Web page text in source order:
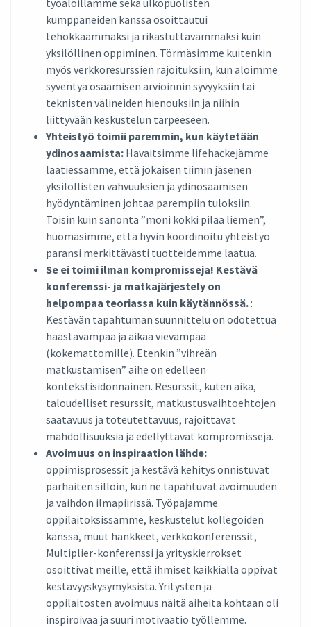
kumppaneiden kanssa osoittautui
tehokkaammaksi ja rikastuttavammaksi kuin
yksilöllinen oppiminen. Törmäsimme kuitenkin
myös verkkoresurssien rajoituksiin, kun aloimme
syventyä osaamisen arvioinnin syvyyksiin tai
teknisten välineiden hienouksiin ja niihin
liittyvään keskustelun tarpeeseen.
Yhteistyö toimii paremmin, kun käytetään
ydinosaamista: Havaitsimme lifehackejämme
laatiessamme, että jokaisen tiimin jäsenen
yksilöllisten vahvuuksien ja ydinosaamisen
hyödyntäminen johtaa parempiin tuloksiin.
Toisin kuin sanonta ”moni kokki pilaa liemen”,
huomasimme, että hyvin koordinoitu yhteistyö
paransi merkittävästi tuotteidemme laatua.
Se ei toimi ilman kompromisseja! Kestävä
konferenssi- ja matkajärjestely on
helpompaa teoriassa kuin käytännössä.:
Kestävän tapahtuman suunnittelu on odotettua
haastavampaa ja aikaa vievämpää
(kokemattomille). Etenkin ”vihreän
matkustamisen” aihe on edelleen
kontekstisidonnainen. Resurssit, kuten aika,
taloudelliset resurssit, matkustusvaihtoehtojen
saatavuus ja toteutettavuus, rajoittavat
mahdollisuuksia ja edellyttävät kompromisseja.
Avoimuus on inspiraation lähde:
oppimisprosessit ja kestävä kehitys onnistuvat
parhaiten silloin, kun ne tapahtuvat avoimuuden
ja vaihdon ilmapiirissä. Työpajamme
oppilaitoksissamme, keskustelut kollegoiden
kanssa, muut hankkeet, verkkokonferenssit,
Multiplier-konferenssi ja yrityskierrokset
osoittivat meille, että ihmiset kaikkialla oppivat
kestävyyskysymyksistä. Yritysten ja
oppilaitosten avoimuus näitä aiheita kohtaan oli
inspiroivaa ja suuri motivaatio työllemme.